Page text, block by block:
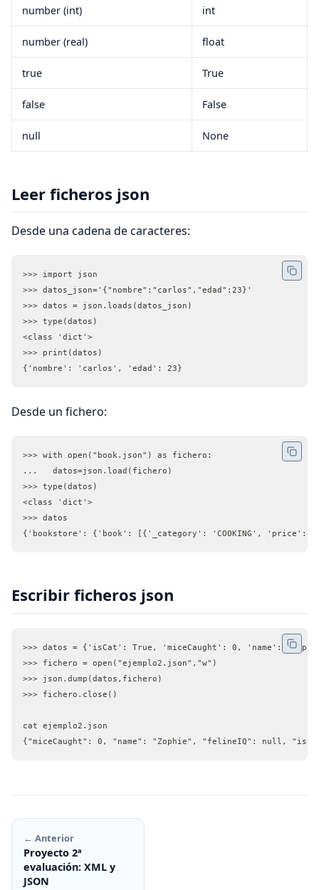
number (int) int
number (real) float
true True
false False
null None
Leer ficheros json
Desde una cadena de caracteres:
>>> import json
>>> datos_json='{"nombre":"carlos","edad":23}'
>>> datos = json.loads(datos_json)
>>> type(datos)
<class 'dict'>
>>> print(datos)
{'nombre': 'carlos', 'edad': 23}
Desde un fichero:
>>> with open("book.json") as fichero:
...   datos=json.load(fichero)
>>> type(datos)
<class 'dict'>
>>> datos
{'bookstore': {'book': [{'_category': 'COOKING',
Escribir ficheros json
>>> datos = {'isCat': True, 'miceCaught': 0, 'name':
>>> fichero = open("ejemplo2.json","w")
>>> json.dump(datos,fichero)
>>> fichero.close()
cat ejemplo2.json
{"miceCaught": 0, "name": "Zophie", "felineIQ": null,
← Anterior
Proyecto 2ª
evaluación: XML y
JSON